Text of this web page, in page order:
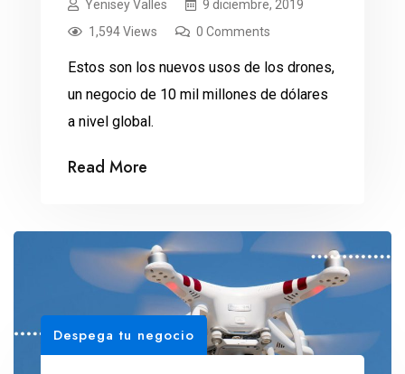
Yenisey Valles
9 diciembre, 2019
1,594 Views
0 Comments
Estos son los nuevos usos de los drones,
un negocio de 10 mil millones de dólares
a nivel global.
Read More
Despega tu negocio